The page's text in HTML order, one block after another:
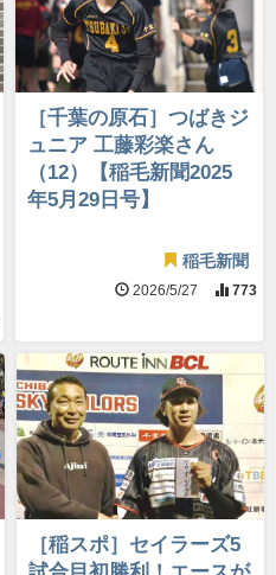
［千葉の原石］つばきジ
ュニア 工藤彩楽さん
（12）【稲毛新聞2025
年5月29日号】
稲毛新聞
2026/5/27 773
［稲スポ］セイラーズ5